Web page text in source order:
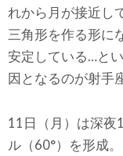
れから月が接近し
三角形を作る形に
安定している…と
因となるのが射手
11日（月）は深夜
ル（60°）を形成